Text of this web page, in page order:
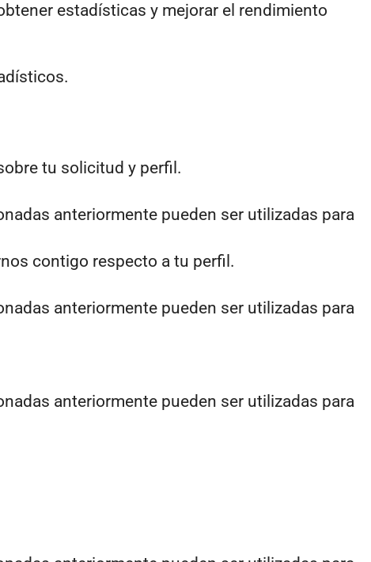
estadísticas y mejorar el rendimiento
tu solicitud y perfil.
anteriormente pueden ser utilizadas para
contigo respecto a tu perfil.
anteriormente pueden ser utilizadas para
anteriormente pueden ser utilizadas para